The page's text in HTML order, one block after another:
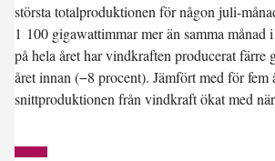
största totalproduktionen för någon juli-
1 100 gigawattimmar mer än samma
på hela året har vindkraften producerat färre
året innan (−8 procent). Jämfört med för fem
snittproduktionen från vindkraft ökat med